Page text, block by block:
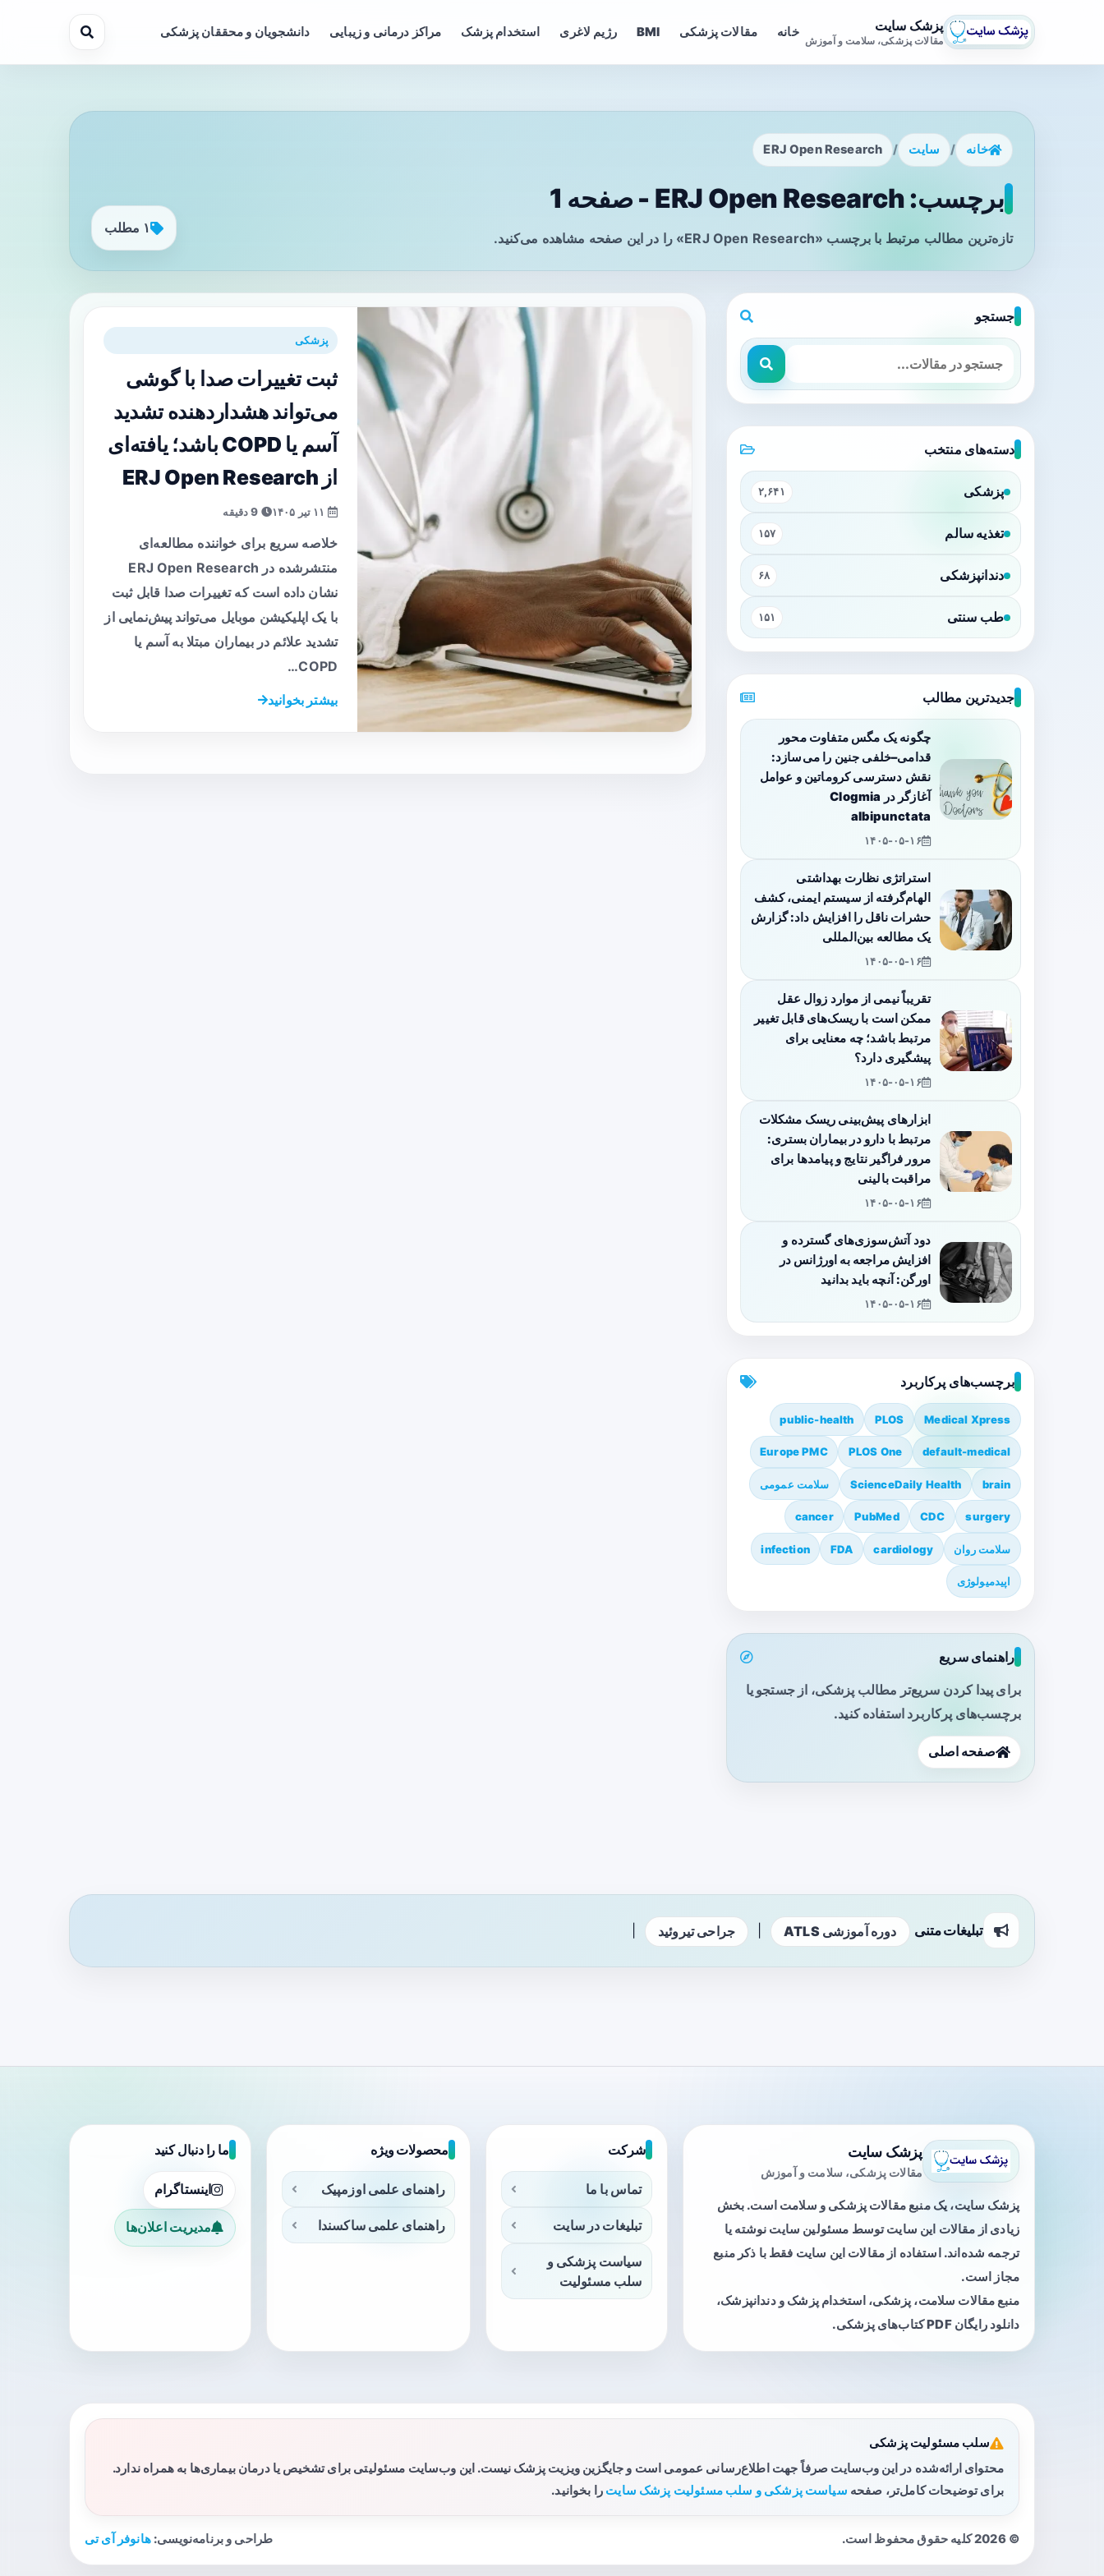
پزشک سایت
مقالات پزشکی، سلامت و آموزش
خانه مقالات پزشکی BMI رژیم لاغری استخدام پزشک مراکز درمانی و زیبایی دانشجویان و محققان پزشکی
خانه / سایت /
ERJ Open Research
برچسب: ERJ Open Research - صفحه 1
تازه‌ترین مطالب مرتبط با برچسب «ERJ Open Research» را در این صفحه مشاهده می‌کنید.
۱ مطلب
پزشکی
ثبت تغییرات صدا با گوشی
می‌تواند هشداردهنده تشدید
آسم یا COPD باشد؛ یافته‌ای
از ERJ Open Research
خلاصه سریع برای خواننده مطالعه‌ای
منتشرشده در ERJ Open Research
نشان داده است که تغییرات صدا قابل ثبت
با یک اپلیکیشن موبایل می‌تواند پیش‌نمایی از
تشدید علائم در بیماران مبتلا به آسم یا
COPD…
بیشتر بخوانید
جستجو
دسته‌های منتخب
پزشکی ۲,۶۴۱
تغذیه سالم ۱۵۷
دندانپزشکی ۶۸
طب سنتی ۱۵۱
جدیدترین مطالب
چگونه یک مگس متفاوت محور
قدامی–خلفی جنین را می‌سازد:
نقش دسترسی کروماتین و عوامل
آغازگر در Clogmia
albipunctata
۱۴۰۵-۰۵-۱۶
استراتژی نظارت بهداشتی
الهام‌گرفته از سیستم ایمنی، کشف
حشرات ناقل را افزایش داد: گزارش
یک مطالعه بین‌المللی
۱۴۰۵-۰۵-۱۶
تقریباً نیمی از موارد زوال عقل
ممکن است با ریسک‌های قابل تغییر
مرتبط باشد؛ چه معنایی برای
پیشگیری دارد؟
۱۴۰۵-۰۵-۱۶
ابزارهای پیش‌بینی ریسک مشکلات
مرتبط با دارو در بیماران بستری:
مرور فراگیر نتایج و پیامدها برای
مراقبت بالینی
۱۴۰۵-۰۵-۱۶
دود آتش‌سوزی‌های گسترده و
افزایش مراجعه به اورژانس در
اورگن: آنچه باید بدانید
۱۴۰۵-۰۵-۱۶
برچسب‌های پرکاربرد
Medical Xpress
PLOS
public-health
default-medical
PLOS One
Europe PMC
brain
ScienceDaily Health سلامت عمومی
surgery
CDC
PubMed
cancer
سلامت روان cardiology
FDA
infection
اپیدمیولوژی
راهنمای سریع
برای پیدا کردن سریع‌تر مطالب پزشکی، از جستجو یا
برچسب‌های پرکاربرد استفاده کنید.
صفحه اصلی
تبلیغات متنی دوره آموزشی ATLS جراحی تیروئید
پزشک سایت
مقالات پزشکی، سلامت و آموزش
پزشک سایت، یک منبع مقالات پزشکی و سلامت است. بخش
زیادی از مقالات این سایت توسط مسئولین سایت نوشته یا
ترجمه شده‌اند. استفاده از مقالات این سایت فقط با ذکر منبع
مجاز است.
منبع مقالات سلامت، پزشکی، استخدام پزشک و دندانپزشک،
دانلود رایگان PDF کتاب‌های پزشکی.
شرکت
تماس با ما
تبلیغات در سایت
سیاست پزشکی و
سلب مسئولیت
محصولات ویژه
راهنمای علمی اوزمپیک
راهنمای علمی ساکسندا
ما را دنبال کنید
اینستاگرام
مدیریت اعلان‌ها
سلب مسئولیت پزشکی
محتوای ارائه‌شده در این وب‌سایت صرفاً جهت اطلاع‌رسانی عمومی است و جایگزین ویزیت پزشک نیست. این وب‌سایت مسئولیتی برای تشخیص یا درمان بیماری‌ها به همراه ندارد.
برای توضیحات کامل‌تر، صفحه سیاست پزشکی و سلب مسئولیت پزشک سایت را بخوانید.
© 2026 کلیه حقوق محفوظ است. طراحی و برنامه‌نویسی:هانوفر آی تی